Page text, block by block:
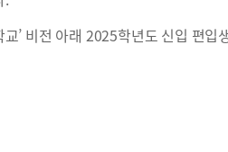
’ 비전 아래 2025학년도 신입 편입